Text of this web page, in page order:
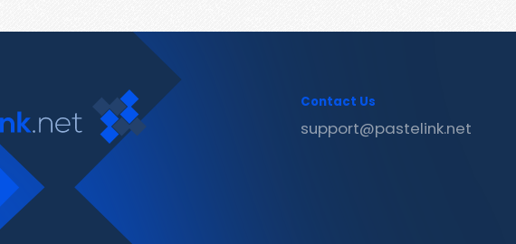
Contact Us
support@pastelink.net